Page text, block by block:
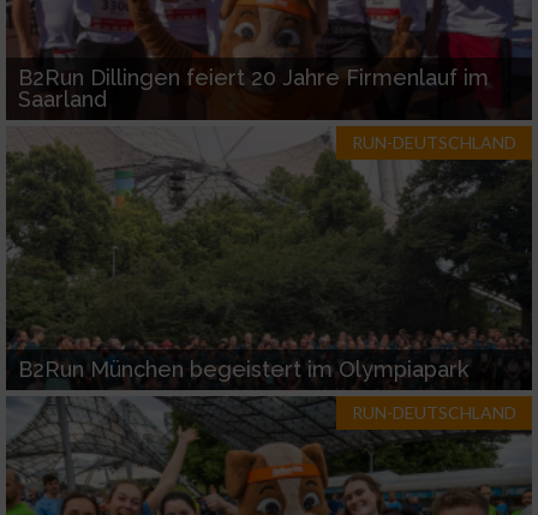
B2Run Dillingen feiert 20 Jahre Firmenlauf im
Saarland
RUN-DEUTSCHLAND
B2Run München begeistert im Olympiapark
RUN-DEUTSCHLAND